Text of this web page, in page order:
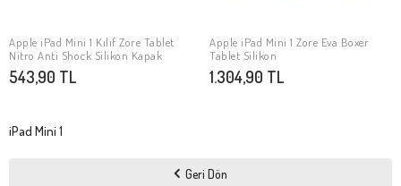
SEPETE EKLE
Apple iPad Mini 1 Kılıf Zore Tablet
Nitro Anti Shock Silikon Kapak
543,90 TL
SEPETE EKLE
Apple iPad Mini 1 Zore Eva Boxer
Tablet Silikon
1.304,90 TL
iPad Mini 1
Geri Dön